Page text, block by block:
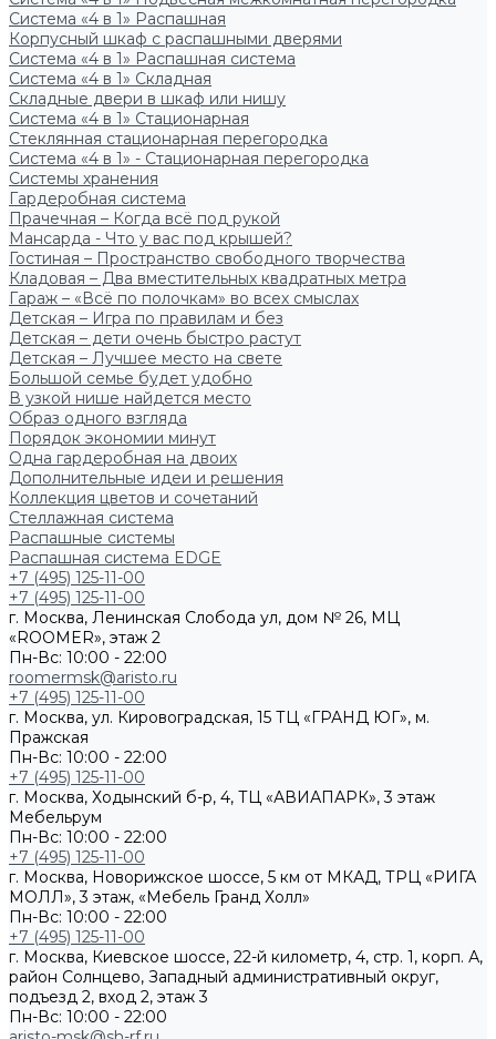
Система «4 в 1» Распашная
Корпусный шкаф с распашными дверями
Система «4 в 1» Распашная система
Система «4 в 1» Складная
Складные двери в шкаф или нишу
Система «4 в 1» Стационарная
Стеклянная стационарная перегородка
Система «4 в 1» - Стационарная перегородка
Системы хранения
Гардеробная система
Прачечная – Когда всё под рукой
Мансарда - Что у вас под крышей?
Гостиная – Пространство свободного творчества
Кладовая – Два вместительных квадратных метра
Гараж – «Всё по полочкам» во всех смыслах
Детская – Игра по правилам и без
Детская – дети очень быстро растут
Детская – Лучшее место на свете
Большой семье будет удобно
В узкой нише найдется место
Образ одного взгляда
Порядок экономии минут
Одна гардеробная на двоих
Дополнительные идеи и решения
Коллекция цветов и сочетаний
Стеллажная система
Распашные системы
Распашная система EDGE
+7 (495) 125-11-00
+7 (495) 125-11-00
г. Москва, Ленинская Слобода ул, дом № 26, МЦ
«ROOMER», этаж 2
Пн-Вс: 10:00 - 22:00
roomermsk@aristo.ru
+7 (495) 125-11-00
г. Москва, ул. Кировоградская, 15 ТЦ «ГРАНД ЮГ», м.
Пражская
Пн-Вс: 10:00 - 22:00
+7 (495) 125-11-00
г. Москва, Ходынский б-р, 4, ТЦ «АВИАПАРК», 3 этаж
Мебельрум
Пн-Вс: 10:00 - 22:00
+7 (495) 125-11-00
г. Москва, Новорижское шоссе, 5 км от МКАД, ТРЦ «РИГА
МОЛЛ», 3 этаж, «Мебель Гранд Холл»
Пн-Вс: 10:00 - 22:00
+7 (495) 125-11-00
г. Москва, Киевское шоссе, 22-й километр, 4, стр. 1, корп. А,
район Солнцево, Западный административный округ,
подъезд 2, вход 2, этаж 3
Пн-Вс: 10:00 - 22:00